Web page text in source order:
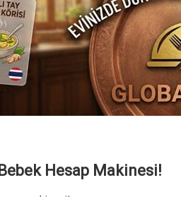
Hesap Makinesi!